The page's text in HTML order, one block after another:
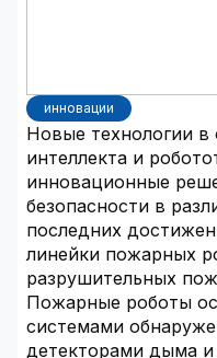
инновации
Новые технологии в
интеллекта и
инновационные
безопасности в
последних
линейки пожарных
разрушительных
Пожарные роботы
системами
детекторами дыма и